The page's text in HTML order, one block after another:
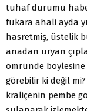
tuhaf durumu
fukara ahali ayda
hasretmiş, üstelik
anadan üryan
ömründe böylesine
görebilir ki değil
kraliçenin pembe